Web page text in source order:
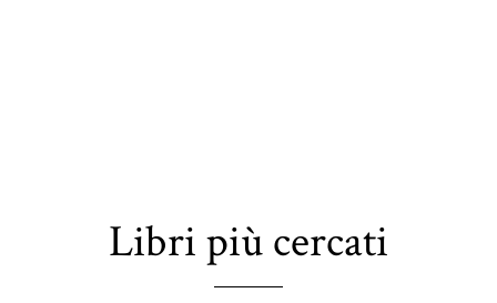
Libri più cercati